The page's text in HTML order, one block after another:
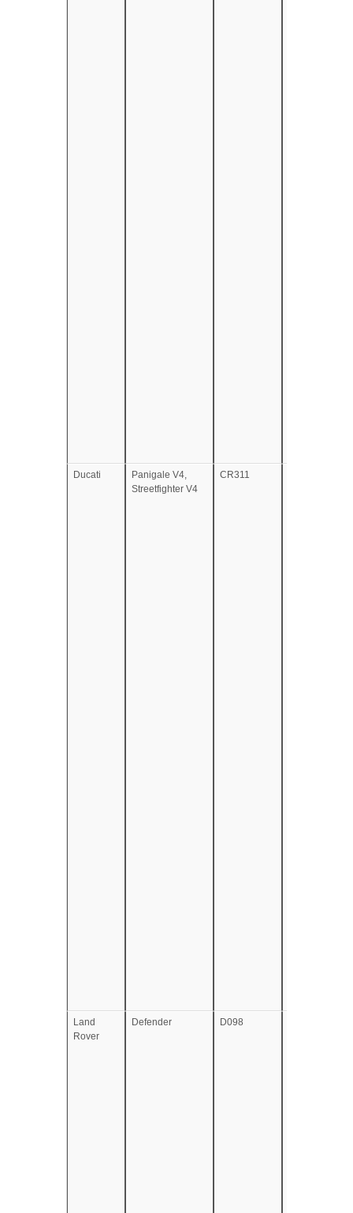
Ducati
Panigale V4,
Streetfighter V4
CR311
Land
Rover
Defender D098